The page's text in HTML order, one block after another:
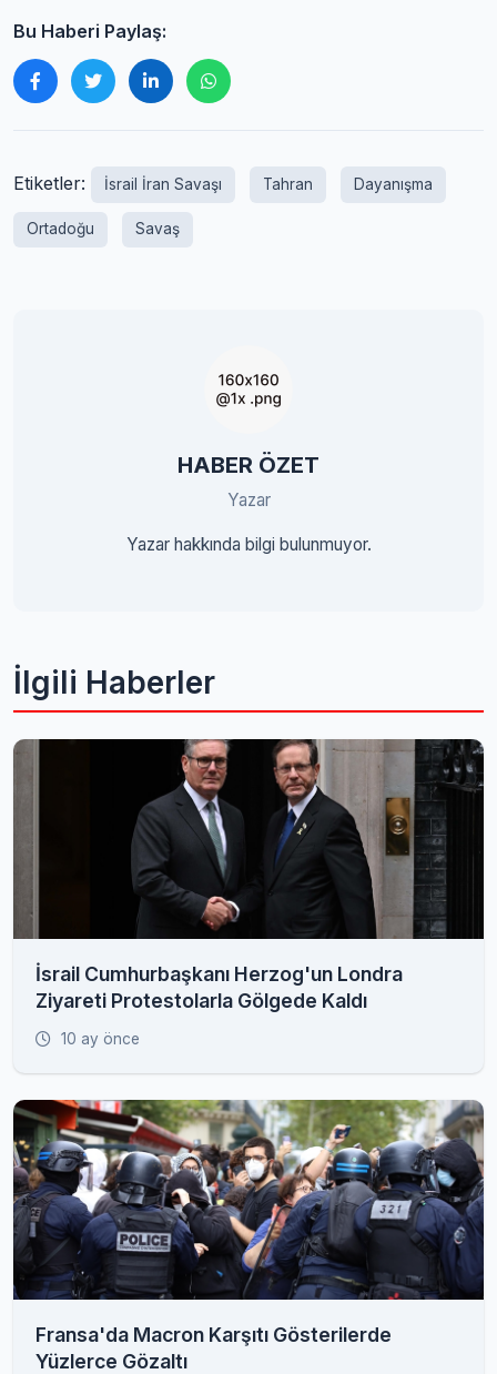
Bu Haberi Paylaş:
Etiketler: İsrail İran Savaşı Tahran Dayanışma
Ortadoğu Savaş
HABER ÖZET
Yazar
Yazar hakkında bilgi bulunmuyor.
İlgili Haberler
İsrail Cumhurbaşkanı Herzog'un Londra
Ziyareti Protestolarla Gölgede Kaldı
10 ay önce
Fransa'da Macron Karşıtı Gösterilerde
Yüzlerce Gözaltı